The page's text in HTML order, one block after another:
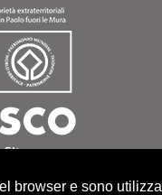
browser e sono